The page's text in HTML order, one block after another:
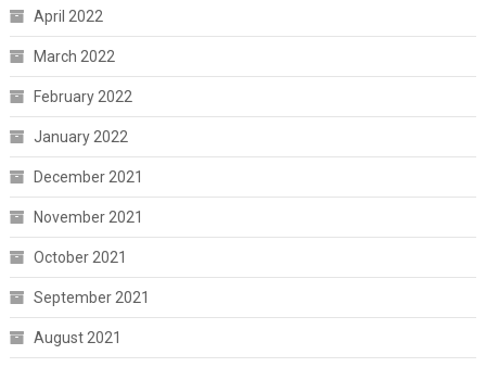
April 2022
March 2022
February 2022
January 2022
December 2021
November 2021
October 2021
September 2021
August 2021